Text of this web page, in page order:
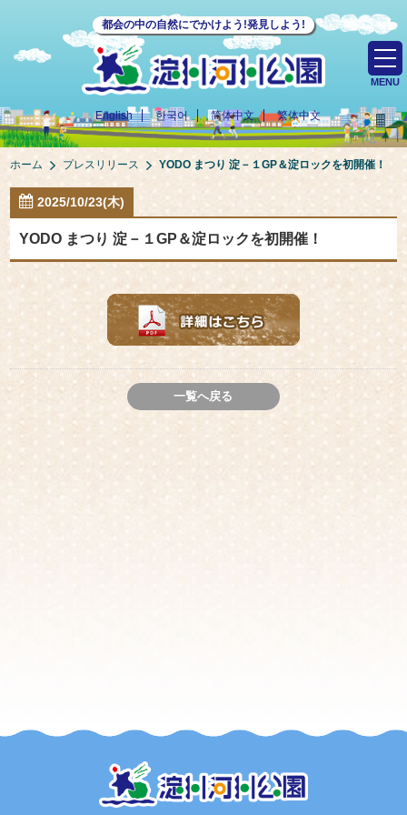
都会の中の自然にでかけよう!発見しよう!
English 한국어 简体中文 繁体中文
MENU
ホーム プレスリリース YODO まつり 淀－１GP＆淀ロックを初開催！
2025/10/23(木)
YODO まつり 淀－１GP＆淀ロックを初開催！
一覧へ戻る